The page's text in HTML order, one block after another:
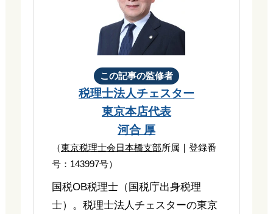
この記事の監修者
税理士法人チェスター
東京本店代表
河合 厚
（東京税理士会日本橋支部所属｜登録番
号：143997号）
国税OB税理士（国税庁出身税理
士）。税理士法人チェスターの東京